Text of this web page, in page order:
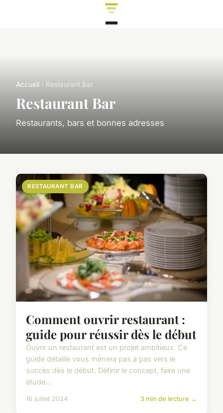
Accueil › Restaurant Bar
Restaurant Bar
Restaurants, bars et bonnes adresses
RESTAURANT BAR
Comment ouvrir restaurant :
guide pour réussir dès le début
Ouvrir un restaurant est un projet ambitieux. Ce
guide détaillé vous mènera pas à pas vers le
succès dès le début. Définir le concept, faire une
étude...
16 juillet 2024 3 min de lecture →